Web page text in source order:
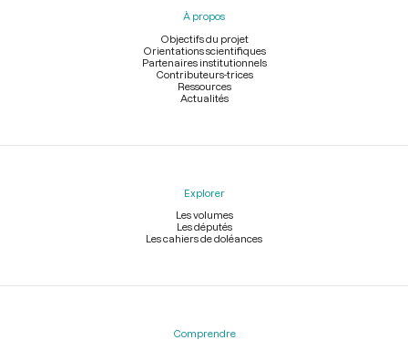
À propos
Objectifs du projet
Orientations scientifiques
Partenaires institutionnels
Contributeurs-trices
Ressources
Actualités
Explorer
Les volumes
Les députés
Les cahiers de doléances
Comprendre